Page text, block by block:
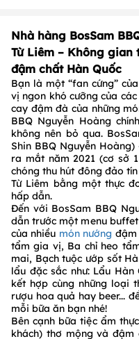
Nhà hàng BosSam
Từ Liêm – Không
đậm chất Hàn Quốc
Bạn là một “fan cứng”
vị ngon khó cưỡng của
cay đậm đà của những
BBQ Nguyễn Hoàng
không nên bỏ qua.
Shin BBQ Nguyễn
ra mắt năm 2021 (cơ sở
chóng thu hút đông đảo
Từ Liêm bằng một thực
hấp dẫn.
Đến với BosSam BBQ
dẫn trước một menu
của nhiều món nướng đậm
tẩm gia vị, Ba chỉ heo
mai, Bạch tuộc ướp sốt
lẩu đặc sắc như: Lẩu Hàn
kết hợp cùng những loại
rượu hoa quả hay beer...
mỗi bữa ăn bạn nhé!
Bên cạnh bữa tiệc ẩm
khách) thơ mộng và